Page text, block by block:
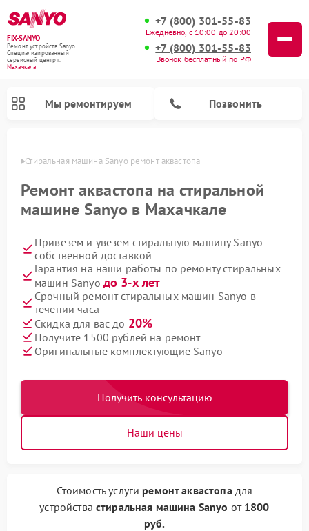
FIX-SANYO
Ремонт устройств Sanyo
Специализированный
cервисный центр г.
Махачкала
+7 (800) 301-55-83
Ежедневно, с 10:00 до 20:00
+7 (800) 301-55-83
Звонок бесплатный по РФ
Мы ремонтируем Позвонить
Стиральная машина Sanyo ремонт аквастопа
Ремонт аквастопа на стиральной
машине Sanyo в Махачкале
Привезем и увезем стиральную машину Sanyo
собственной доставкой
Гарантия на наши работы по ремонту стиральных
машин Sanyo до 3-х лет
Срочный ремонт стиральных машин Sanyo в
течении часа
Скидка для вас до 20%
Получите 1500 рублей на ремонт
Оригинальные комплектующие Sanyo
Получить консультацию
Наши цены
Стоимость услуги ремонт аквастопадля
устройства стиральная машина Sanyo от 1800
руб.